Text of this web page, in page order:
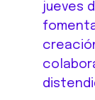
jueves